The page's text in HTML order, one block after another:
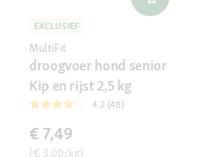
EXCLUSIEF
MultiFit
droogvoer hond senior
Kip en rijst 2,5 kg
4.2 (48)
€ 7,49
(€ 3,00/kg)